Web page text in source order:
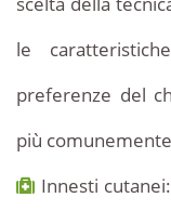
le
preferenze del
più
Innesti